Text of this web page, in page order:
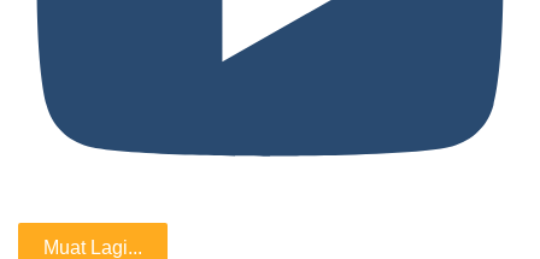
Muat Lagi...